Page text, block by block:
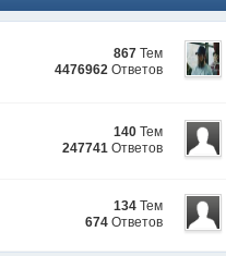
867 Тем
4476962 Ответов
140 Тем
247741 Ответов
134 Тем
674 Ответов